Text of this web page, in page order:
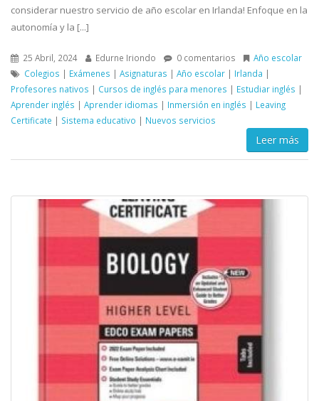
considerar nuestro servicio de año escolar en Irlanda! Enfoque en la
autonomía y la [...]
25 Abril, 2024 Edurne Iriondo 0 comentarios
Año escolar
Colegios | Exámenes | Asignaturas | Año escolar | Irlanda |
Profesores nativos | Cursos de inglés para menores | Estudiar inglés |
Aprender inglés | Aprender idiomas | Inmersión en inglés | Leaving
Certificate | Sistema educativo | Nuevos servicios
Leer más